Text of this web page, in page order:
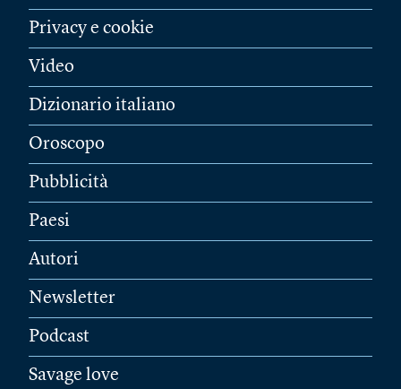
Privacy e cookie
Video
Dizionario italiano
Oroscopo
Pubblicità
Paesi
Autori
Newsletter
Podcast
Savage love